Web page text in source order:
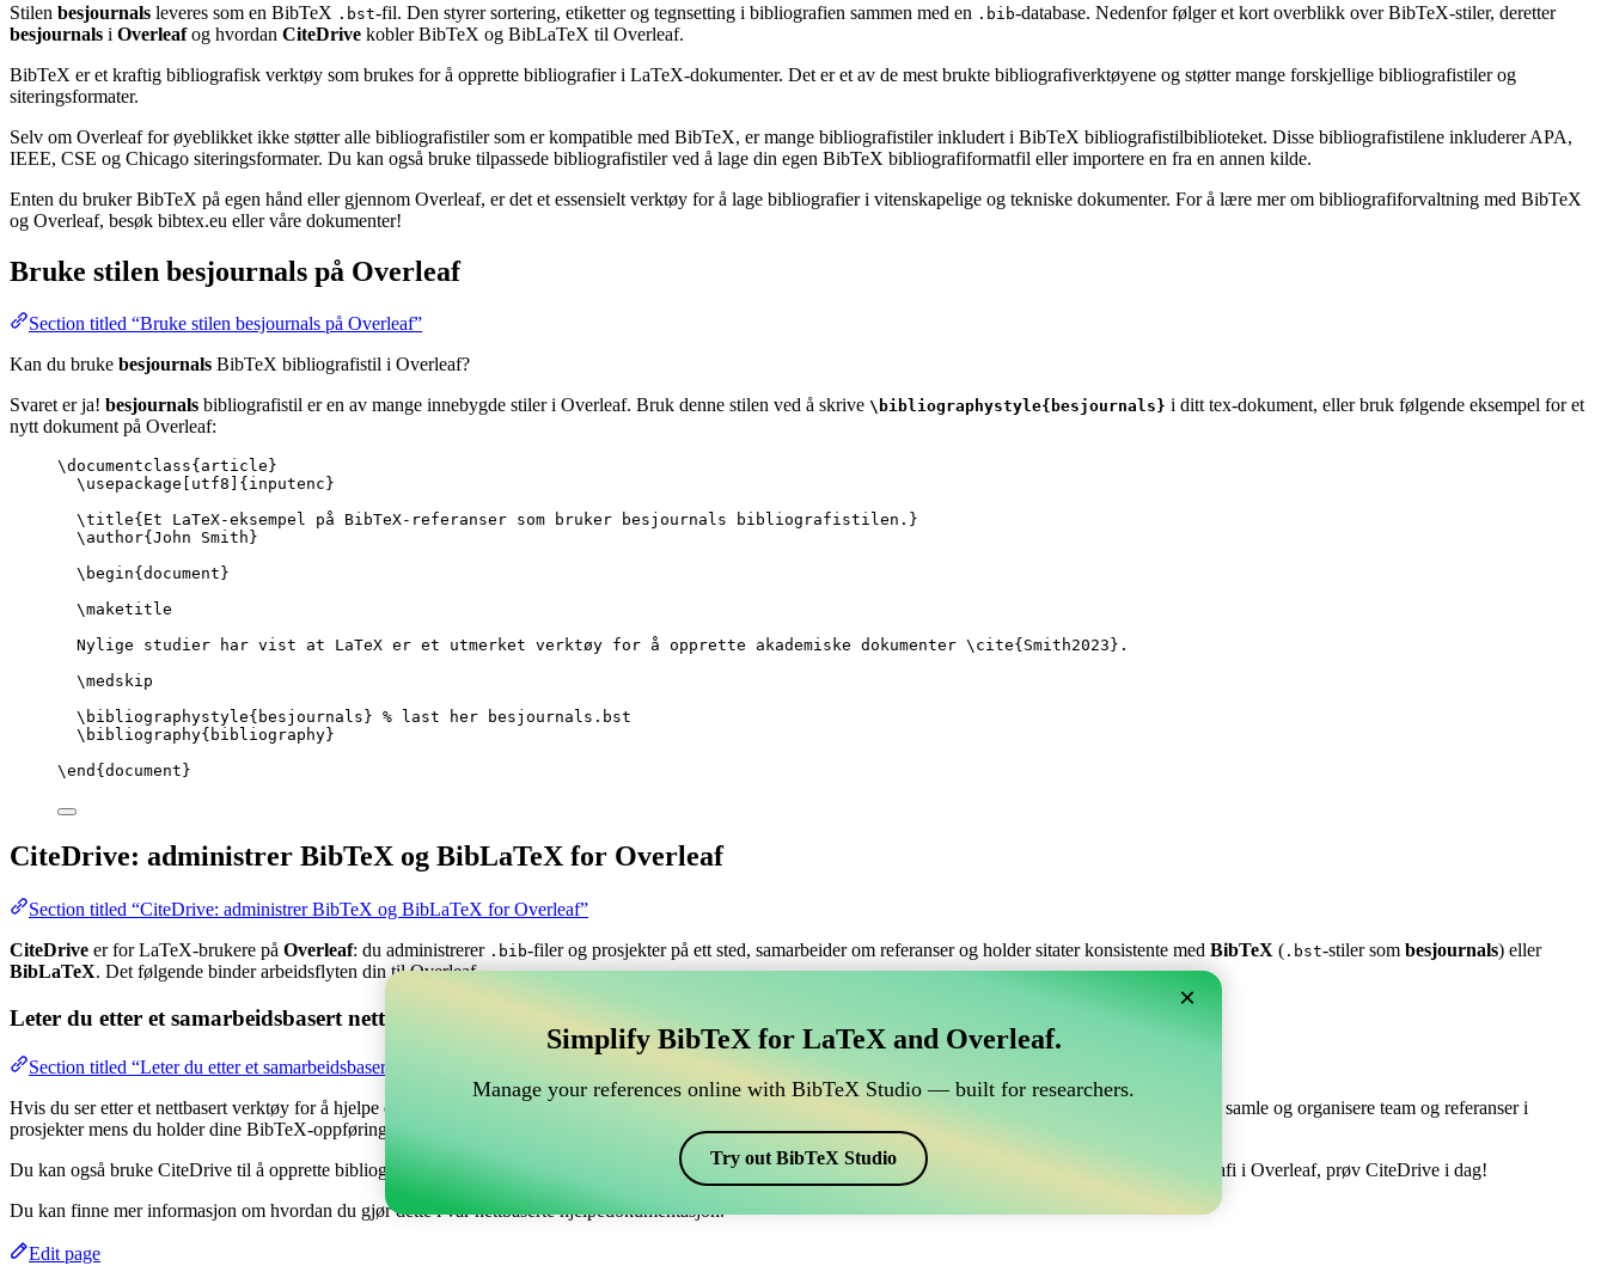
Stilen besjournals leveres som en BibTeX .bst-fil. Den styrer sortering, etiketter og tegnsetting i bibliografien sammen med en .bib-database. Nedenfor følger et kort overblikk over BibTeX-stiler, deretter
besjournals i Overleafog hvordan CiteDrive kobler BibTeX og BibLaTeX til Overleaf.
BibTeX er et kraftig bibliografisk verktøy som brukes for å opprette bibliografier i LaTeX-dokumenter. Det er et av de mest brukte bibliografiverktøyene og støtter mange forskjellige bibliografistiler og
siteringsformater.
Selv om Overleaf for øyeblikket ikke støtter alle bibliografistiler som er kompatible med BibTeX, er mange bibliografistiler inkludert i BibTeX bibliografistilbiblioteket. Disse bibliografistilene inkluderer APA,
IEEE, CSE og Chicago siteringsformater. Du kan også bruke tilpassede bibliografistiler ved å lage din egen BibTeX bibliografiformatfil eller importere en fra en annen kilde.
Enten du bruker BibTeX på egen hånd eller gjennom Overleaf, er det et essensielt verktøy for å lage bibliografier i vitenskapelige og tekniske dokumenter. For å lære mer om bibliografiforvaltning med BibTeX
og Overleaf, besøk bibtex.eu eller våre dokumenter!
Bruke stilen besjournals på Overleaf
Section titled “Bruke stilen besjournals på Overleaf”
Kan du bruke besjournals BibTeX bibliografistil i Overleaf?
Svaret er ja! besjournals bibliografistil er en av mange innebygde stiler i Overleaf. Bruk denne stilen ved å skrive \bibliographystyle{besjournals} i ditt tex-dokument, eller bruk følgende eksempel for et
nytt dokument på Overleaf:
\documentclass{ article }
\usepackage
utf8 ]{ inputenc }
\title{Et LaTeX-eksempel på BibTeX-referanser som bruker besjournals bibliografistilen.}
\author{John Smith}
\begin{ document }
\maketitle
Nylige studier har vist at LaTeX er et utmerket verktøy for å opprette akademiske dokumenter \cite{ Smith2023 }.
\medskip
\bibliographystyle{besjournals} % last her besjournals.bst
\bibliography{bibliography}
\end { document }
CiteDrive: administrer BibTeX og BibLaTeX for Overleaf
Section titled “CiteDrive: administrer BibTeX og BibLaTeX for Overleaf”
CiteDrive er for LaTeX-brukere på Overleaf: du administrerer .bib-filer og prosjekter på ett sted, samarbeider om referanser og holder sitater konsistente med BibTeX ( .bst-stiler som besjournals) eller
BibLaTeX. Det følgende binder arbeidsflyten din til Overleaf.
Leter du etter et samarbeidsbasert nettverktøy for å håndtere din BibTeX-referanse, som kobles til Overleaf?
Section titled “Leter du etter et samarbeidsbasert nettverktøy for å håndtere din BibTeX-referanse, som kobles til Overleaf?”
Hvis du ser etter et nettbasert verktøy for å hjelpe deg med å håndtere dine referanser, siteringer og bibliografi i Overleaf, kan CiteDrive være perfekt! Det lar deg samle og organisere team og referanser i
prosjekter mens du holder dine BibTeX-oppføringer oppdatert i ditt Overleaf-prosjekt.
Du kan også bruke CiteDrive til å opprette bibliografier og siteringer i ulike stiler, inkludert besjournals. Så hvis du ser etter en enkel måte å håndtere din bibliografi i Overleaf, prøv CiteDrive i dag!
Du kan finne mer informasjon om hvordan du gjør dette i vår nettbaserte hjelpedokumentasjon.
Edit page
×
Simplify BibTeX for LaTeX and Overleaf.
Manage your references online with BibTeX Studio — built for researchers.
Try out BibTeX Studio